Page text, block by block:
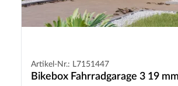
Artikel-Nr.: L7151447
Bikebox Fahrradgarage 3 19 mm